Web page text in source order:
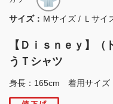
【Ｄｉｓｎｅｙ】
うＴシャツ
身長：165cm 着用サイズ
サイズ： Ｍサイズ / Ｌサイ